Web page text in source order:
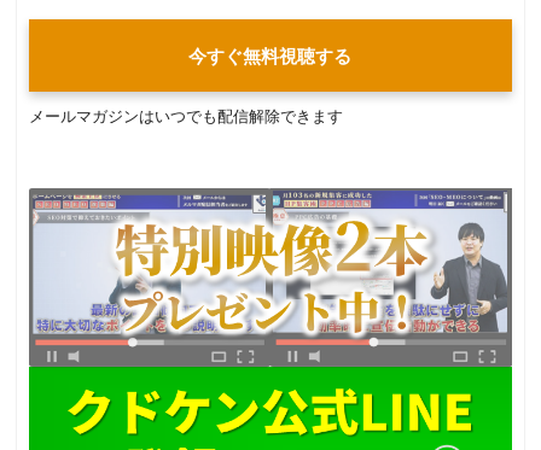
今すぐ無料視聴する
メールマガジンはいつでも配信解除できます